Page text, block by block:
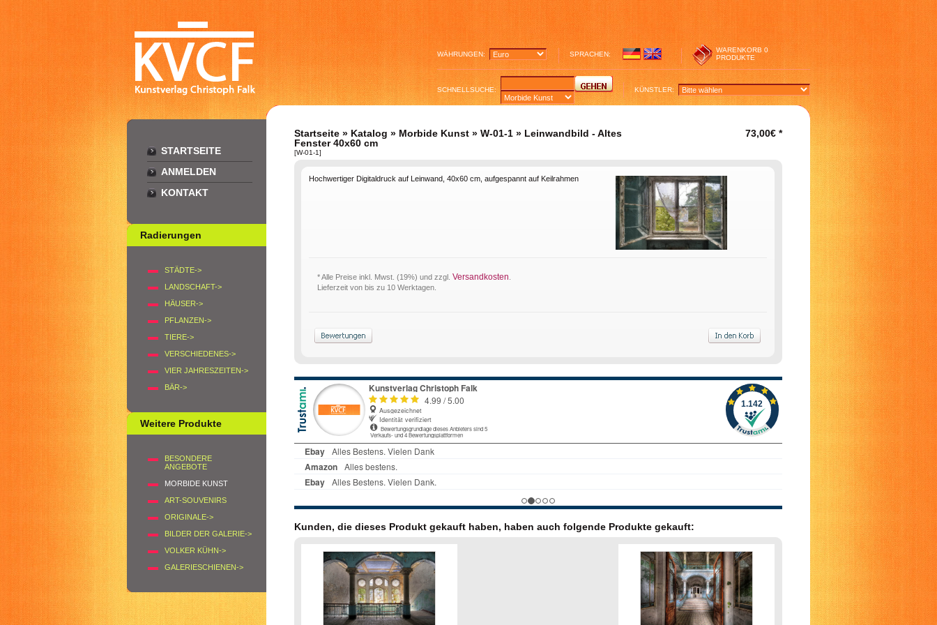
WÄHRUNGEN: SPRACHEN:
WARENKORB 0
PRODUKTE
SCHNELLSUCHE: KÜNSTLER:
STARTSEITE
ANMELDEN
KONTAKT
Radierungen
STÄDTE->
LANDSCHAFT->
HÄUSER->
PFLANZEN->
TIERE->
VERSCHIEDENES->
VIER JAHRESZEITEN->
BÄR->
Weitere Produkte
BESONDERE
ANGEBOTE
MORBIDE KUNST
ART-SOUVENIRS
ORIGINALE->
BILDER DER GALERIE->
VOLKER KÜHN->
GALERIESCHIENEN->
Startseite » Katalog » Morbide Kunst » W-01-1 » Leinwandbild - Altes
Fenster 40x60 cm
[W-01-1]
73,00€ *
Hochwertiger Digitaldruck auf Leinwand, 40x60 cm, aufgespannt auf Keilrahmen
* Alle Preise inkl. Mwst. (19%) und zzgl. Versandkosten
Lieferzeit von bis zu 10 Werktagen.
Kunden, die dieses Produkt gekauft haben, haben auch folgende Produkte gekauft: